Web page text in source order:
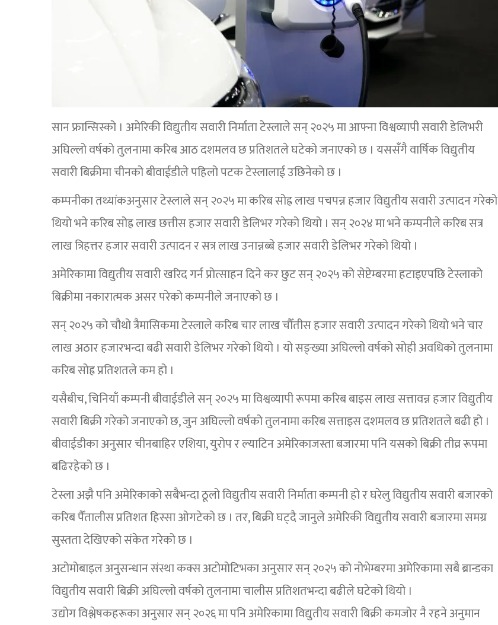
सान फ्रान्सिस्को । अमेरिकी विद्युतीय सवारी निर्माता टेस्लाले सन् २०२५ मा आफ्ना विश्वव्यापी सवारी डेलिभरी
अघिल्लो वर्षको तुलनामा करिब आठ दशमलव छ प्रतिशतले घटेको जनाएको छ । यससँगै वार्षिक विद्युतीय
सवारी बिक्रीमा चीनको बीवाईडीले पहिलो पटक टेस्लालाई उछिनेको छ ।
कम्पनीका तथ्यांकअनुसार टेस्लाले सन् २०२५ मा करिब सोह्र लाख पचपन्न हजार विद्युतीय सवारी उत्पादन गरेको
थियो भने करिब सोह्र लाख छत्तीस हजार सवारी डेलिभर गरेको थियो । सन् २०२४ मा भने कम्पनीले करिब सत्र
लाख त्रिहत्तर हजार सवारी उत्पादन र सत्र लाख उनान्नब्बे हजार सवारी डेलिभर गरेको थियो ।
अमेरिकामा विद्युतीय सवारी खरिद गर्न प्रोत्साहन दिने कर छुट सन् २०२५ को सेप्टेम्बरमा हटाइएपछि टेस्लाको
बिक्रीमा नकारात्मक असर परेको कम्पनीले जनाएको छ ।
सन् २०२५ को चौथो त्रैमासिकमा टेस्लाले करिब चार लाख चौँतीस हजार सवारी उत्पादन गरेको थियो भने चार
लाख अठार हजारभन्दा बढी सवारी डेलिभर गरेको थियो । यो सङ्ख्या अघिल्लो वर्षको सोही अवधिको तुलनामा
करिब सोह्र प्रतिशतले कम हो ।
यसैबीच, चिनियाँ कम्पनी बीवाईडीले सन् २०२५ मा विश्वव्यापी रूपमा करिब बाइस लाख सत्तावन्न हजार विद्युतीय
सवारी बिक्री गरेको जनाएको छ, जुन अघिल्लो वर्षको तुलनामा करिब सत्ताइस दशमलव छ प्रतिशतले बढी हो ।
बीवाईडीका अनुसार चीनबाहिर एशिया, युरोप र ल्याटिन अमेरिकाजस्ता बजारमा पनि यसको बिक्री तीव्र रूपमा
बढिरहेको छ ।
टेस्ला अझै पनि अमेरिकाको सबैभन्दा ठूलो विद्युतीय सवारी निर्माता कम्पनी हो र घरेलु विद्युतीय सवारी बजारको
करिब पैँतालीस प्रतिशत हिस्सा ओगटेको छ । तर, बिक्री घट्दै जानुले अमेरिकी विद्युतीय सवारी बजारमा समग्र
सुस्तता देखिएको संकेत गरेको छ ।
अटोमोबाइल अनुसन्धान संस्था कक्स अटोमोटिभका अनुसार सन् २०२५ को नोभेम्बरमा अमेरिकामा सबै ब्रान्डका
विद्युतीय सवारी बिक्री अघिल्लो वर्षको तुलनामा चालीस प्रतिशतभन्दा बढीले घटेको थियो ।
उद्योग विश्लेषकहरूका अनुसार सन् २०२६ मा पनि अमेरिकामा विद्युतीय सवारी बिक्री कमजोर नै रहने अनुमान